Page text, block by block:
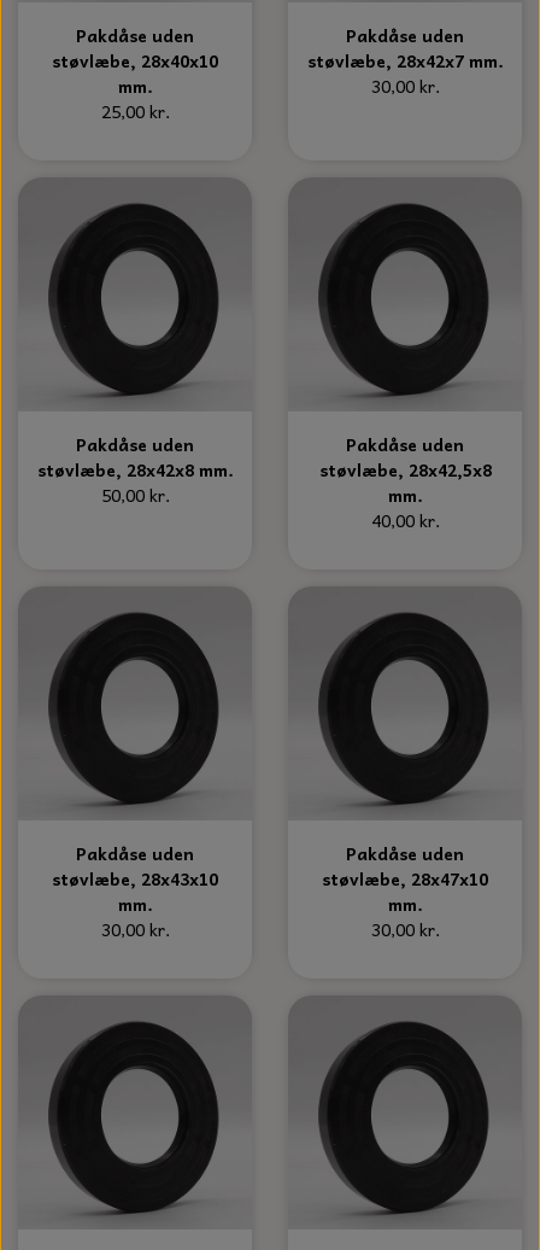
SORTIMENT
DYBEL
TECUMSEH
OLIE TIL SMÅMOTORER & HAVEMASKINER
TÆNDRØR
BENSINSLANGE OG FILTRE
STARTSNOR OG TILBEHØR
UNIVERSAL KABLER OG TILBEHØR
UNIVERSAL REMSKIVER OG STYRERULLER
SMERGELLÆRRED
STIKSAV KLINGER
BATTERILADEAPPARAT
ARBEJDSLYS
VÆRKTØJSSÆT
FEDTPRESSER
Pakdåse uden
støvlæbe, 28x40x10
mm.
25,00 kr.
Pakdåse uden
støvlæbe, 28x42x7 mm.
30,00 kr.
Pakdåse uden
støvlæbe, 28x42x8 mm.
50,00 kr.
Pakdåse uden
støvlæbe, 28x42,5x8
mm.
40,00 kr.
Pakdåse uden
støvlæbe, 28x43x10
mm.
30,00 kr.
Pakdåse uden
støvlæbe, 28x47x10
mm.
30,00 kr.